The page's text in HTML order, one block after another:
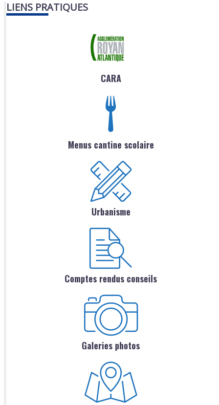
LIENS PRATIQUES
CARA
Menus cantine scolaire
Urbanisme
Comptes rendus conseils
Galeries photos